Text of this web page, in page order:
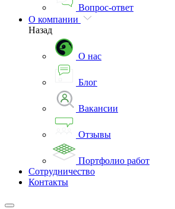
Вопрос-ответ
О компании
Назад
О нас
Блог
Вакансии
Отзывы
Портфолио работ
Сотрудничество
Контакты